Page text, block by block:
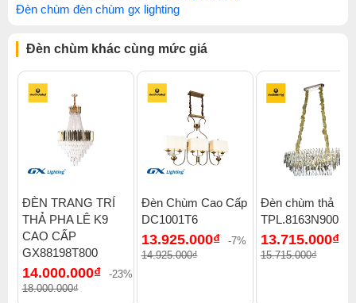
Đèn chùm đèn chùm gx lighting
Đèn chùm khác cùng mức giá
ĐÈN TRANG TRÍ
THẢ PHA LÊ K9
CAO CẤP
GX88198T800
14.000.000₫
-23%
18.000.000₫
Đèn Chùm Cao Cấp
DC1001T6
13.925.000₫
-7%
14.925.000₫
Đèn chùm thả
TPL.8163N900
13.715.000₫
15.715.000₫